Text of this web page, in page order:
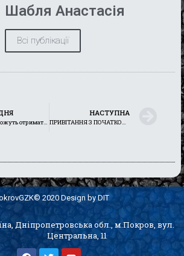
Шабля Анастасія
Всі публікації
Українці можуть отримати субсидію на дрова та вугілля
НАСТУПНА
ПРИВІТАННЯ З ПОЧАТКОМ НОВОГО НАВЧАЛЬНОГО РОКУ
2020 Design by DIT
Дніпропетровська обл., м.Покров, вул.
Центральна, 11